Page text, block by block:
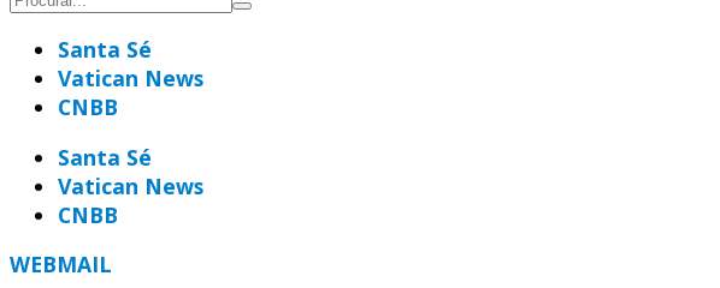
Santa Sé
Vatican News
CNBB
Santa Sé
Vatican News
CNBB
WEBMAIL